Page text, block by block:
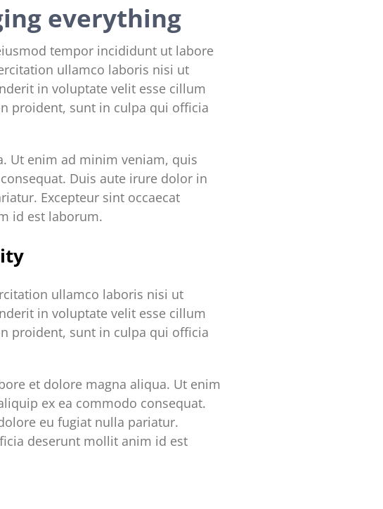
everything
tempor incididunt ut labore
ullamco laboris nisi ut
in voluptate velit esse cillum
proident, sunt in culpa qui officia
Ut enim ad minim veniam, quis
Duis aute irure dolor in
Excepteur sint occaecat
id est laborum.
ullamco laboris nisi ut
in voluptate velit esse cillum
proident, sunt in culpa qui officia
et dolore magna aliqua. Ut enim
ex ea commodo consequat.
eu fugiat nulla pariatur.
deserunt mollit anim id est